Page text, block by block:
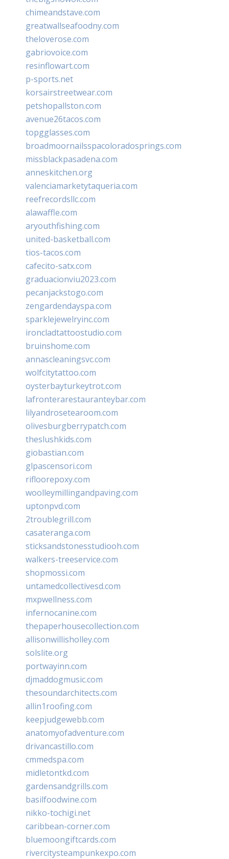
chimeandstave.com
greatwallseafoodny.com
theloverose.com
gabriovoice.com
resinflowart.com
p-sports.net
korsairstreetwear.com
petshopallston.com
avenue26tacos.com
topgglasses.com
broadmoornailsspacoloradosprings.com
missblackpasadena.com
anneskitchen.org
valenciamarketytaqueria.com
reefrecordsllc.com
alawaffle.com
aryouthfishing.com
united-basketball.com
tios-tacos.com
cafecito-satx.com
graduacionviu2023.com
pecanjackstogo.com
zengardendayspa.com
sparklejewelryinc.com
ironcladtattoostudio.com
bruinshome.com
annascleaningsvc.com
wolfcitytattoo.com
oysterbayturkeytrot.com
lafronterarestauranteybar.com
lilyandrosetearoom.com
olivesburgberrypatch.com
theslushkids.com
giobastian.com
glpascensori.com
rifloorepoxy.com
woolleymillingandpaving.com
uptonpvd.com
2troublegrill.com
casateranga.com
sticksandstonesstudiooh.com
walkers-treeservice.com
shopmossi.com
untamedcollectivesd.com
mxpwellness.com
infernocanine.com
thepaperhousecollection.com
allisonwillisholley.com
solslite.org
portwayinn.com
djmaddogmusic.com
thesoundarchitects.com
allin1roofing.com
keepjudgewebb.com
anatomyofadventure.com
drivancastillo.com
cmmedspa.com
midletontkd.com
gardensandgrills.com
basilfoodwine.com
nikko-tochigi.net
caribbean-corner.com
bluemoongiftcards.com
rivercitysteampunkexpo.com